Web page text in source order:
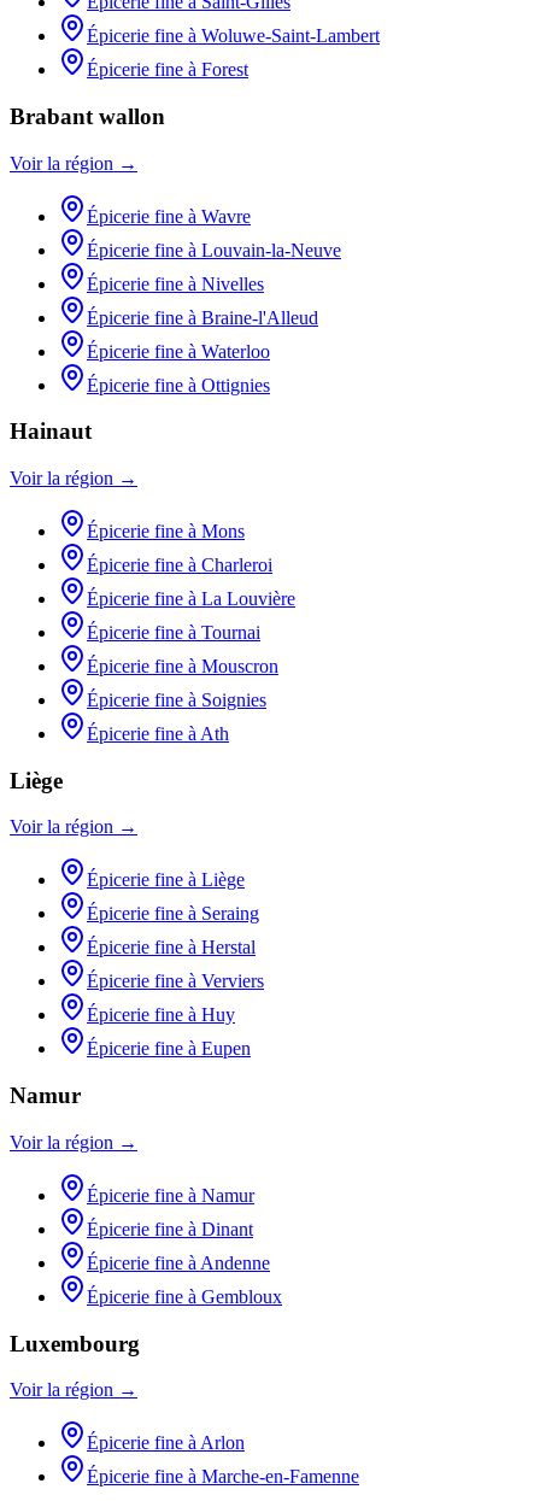
Épicerie fine à Woluwe-Saint-Lambert
Épicerie fine à Forest
Brabant wallon
Voir la région →
Épicerie fine à Wavre
Épicerie fine à Louvain-la-Neuve
Épicerie fine à Nivelles
Épicerie fine à Braine-l'Alleud
Épicerie fine à Waterloo
Épicerie fine à Ottignies
Hainaut
Voir la région →
Épicerie fine à Mons
Épicerie fine à Charleroi
Épicerie fine à La Louvière
Épicerie fine à Tournai
Épicerie fine à Mouscron
Épicerie fine à Soignies
Épicerie fine à Ath
Liège
Voir la région →
Épicerie fine à Liège
Épicerie fine à Seraing
Épicerie fine à Herstal
Épicerie fine à Verviers
Épicerie fine à Huy
Épicerie fine à Eupen
Namur
Voir la région →
Épicerie fine à Namur
Épicerie fine à Dinant
Épicerie fine à Andenne
Épicerie fine à Gembloux
Luxembourg
Voir la région →
Épicerie fine à Arlon
Épicerie fine à Marche-en-Famenne